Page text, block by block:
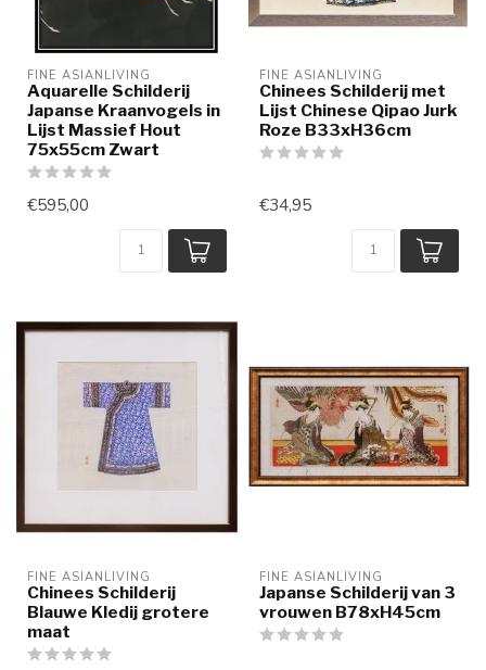
FINE ASIANLIVING
Aquarelle Schilderij
Japanse Kraanvogels in
Lijst Massief Hout
75x55cm Zwart
€595,00
FINE ASIANLIVING
Chinees Schilderij met
Lijst Chinese Qipao Jurk
Roze B33xH36cm
€34,95
FINE ASIANLIVING
Chinees Schilderij
Blauwe Kledij grotere
maat
FINE ASIANLIVING
Japanse Schilderij van 3
vrouwen B78xH45cm